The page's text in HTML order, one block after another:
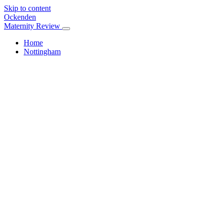
Skip to content
Ockenden
Maternity Review
Home
Nottingham